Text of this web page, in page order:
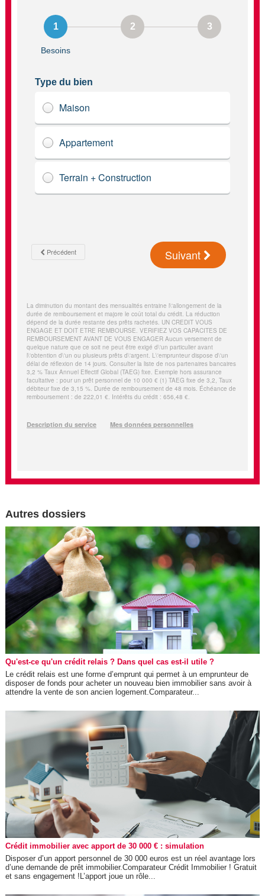
Autres dossiers
Qu'est-ce qu'un crédit relais ? Dans quel cas est-il utile ?
Le crédit relais est une forme d’emprunt qui permet à un emprunteur de
disposer de fonds pour acheter un nouveau bien immobilier sans avoir à
attendre la vente de son ancien logement.Comparateur...
Crédit immobilier avec apport de 30 000 € : simulation
Disposer d’un apport personnel de 30 000 euros est un réel avantage lors
d’une demande de prêt immobilier.Comparateur Crédit Immobilier ! Gratuit
et sans engagement !L’apport joue un rôle...